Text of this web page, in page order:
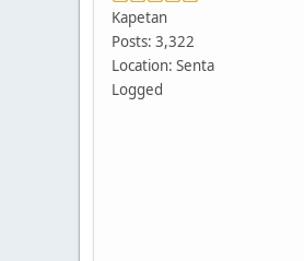
Kapetan
Posts: 3,322
Location: Senta
Logged